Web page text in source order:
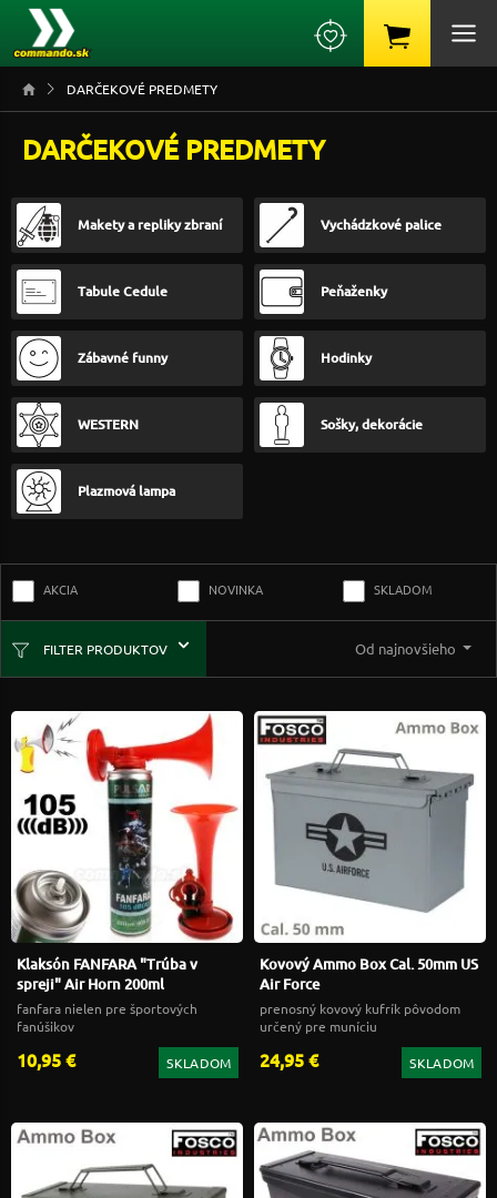
DARČEKOVÉ PREDMETY
DARČEKOVÉ PREDMETY
Makety a repliky zbraní Vychádzkové palice
Tabule Cedule Peňaženky
Zábavné funny Hodinky
WESTERN Sošky, dekorácie
Plazmová lampa
AKCIA NOVINKA SKLADOM
FILTER PRODUKTOV Od najnovšieho
Klaksón FANFARA "Trúba v
spreji" Air Horn 200ml
fanfara nielen pre športových
fanúšikov
10,95 € SKLADOM
Kovový Ammo Box Cal. 50mm US
Air Force
prenosný kovový kufrík pôvodom
určený pre muníciu
24,95 € SKLADOM